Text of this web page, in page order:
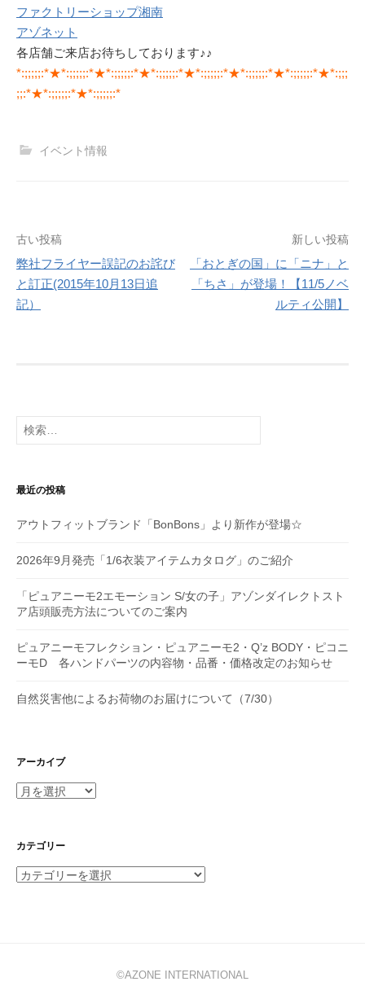
ファクトリーショップ湘南
アゾネット
各店舗ご来店お待ちしております♪♪
*:;;;;;:*★*:;;;;;:*★*:;;;;;:*★*:;;;;;:*★*:;;;;;:*★*:;;;;;:*★*:;;;;;:*★*:;;;
;;:*★*:;;;;;:*★*:;;;;;:*
イベント情報
投
稿
ナ
シ
ョ
ン
古い投稿
弊社フライヤー誤記のお詫び
と訂正(2015年10月13日追
記）
新しい投稿
「おとぎの国」に「ニナ」と
「ちさ」が登場！【11/5ノベ
ルティ公開】
検
索:
最近の投稿
アウトフィットブランド「BonBons」より新作が登場☆
2026年9月発売「1/6衣装アイテムカタログ」のご紹介
「ピュアニーモ2エモーション S/女の子」アゾンダイレクトスト
ア店頭販売方法についてのご案内
ピュアニーモフレクション・ピュアニーモ2・Q’z BODY・ピコニ
ーモD 各ハンドパーツの内容物・品番・価格改定のお知らせ
自然災害他によるお荷物のお届けについて（7/30）
アーカイブ
ア
イ
カテゴリー
カ
©AZONE INTERNATIONAL